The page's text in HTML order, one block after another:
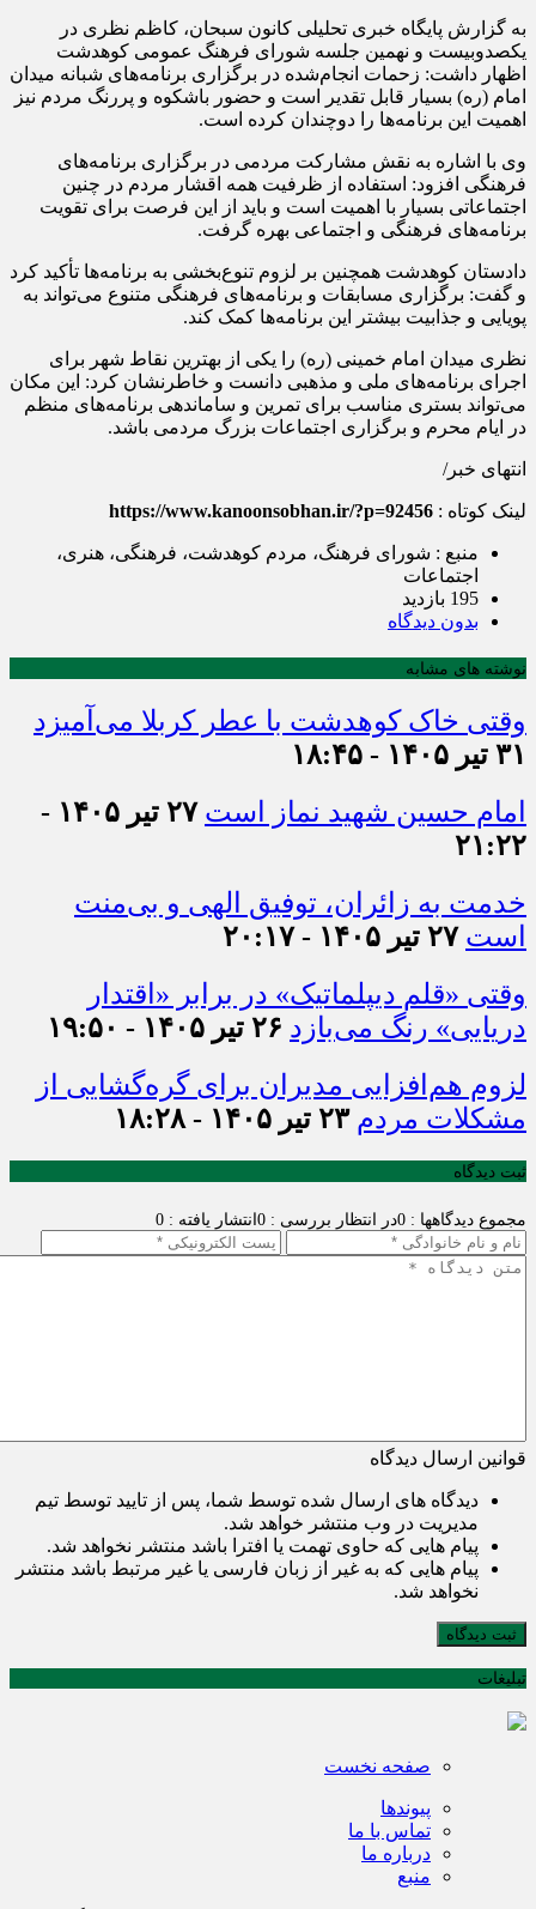
به گزارش پایگاه خبری تحلیلی کانون سبحان، کاظم نظری در
یکصدوبیست و نهمین جلسه شورای فرهنگ عمومی کوهدشت
اظهار داشت: زحمات انجام‌شده در برگزاری برنامه‌های شبانه میدان
امام (ره) بسیار قابل تقدیر است و حضور باشکوه و پررنگ مردم نیز
اهمیت این برنامه‌ها را دوچندان کرده است.
وی با اشاره به نقش مشارکت مردمی در برگزاری برنامه‌های
فرهنگی افزود: استفاده از ظرفیت همه اقشار مردم در چنین
اجتماعاتی بسیار با اهمیت است و باید از این فرصت برای تقویت
برنامه‌های فرهنگی و اجتماعی بهره گرفت.
دادستان کوهدشت همچنین بر لزوم تنوع‌بخشی به برنامه‌ها تأکید کرد
و گفت: برگزاری مسابقات و برنامه‌های فرهنگی متنوع می‌تواند به
پویایی و جذابیت بیشتر این برنامه‌ها کمک کند.
نظری میدان امام خمینی (ره) را یکی از بهترین نقاط شهر برای
اجرای برنامه‌های ملی و مذهبی دانست و خاطرنشان کرد: این مکان
می‌تواند بستری مناسب برای تمرین و ساماندهی برنامه‌های منظم
در ایام محرم و برگزاری اجتماعات بزرگ مردمی باشد.
انتهای خبر/
لینک کوتاه : https://www.kanoonsobhan.ir/?p=92456
منبع : شورای فرهنگ، مردم کوهدشت، فرهنگی، هنری،
اجتماعات
195 بازدید
بدون دیدگاه
نوشته های مشابه
وقتی خاک کوهدشت با عطر کربلا می‌آمیزد
۳۱ تیر ۱۴۰۵ - ۱۸:۴۵
امام حسین شهید نماز است
۲۷ تیر ۱۴۰۵ -
۲۱:۲۲
خدمت به زائران، توفیق الهی و بی‌منت
است ۲۷ تیر ۱۴۰۵ - ۲۰:۱۷
وقتی «قلم دیپلماتیک» در برابر «اقتدار
دریایی» رنگ می‌بازد ۲۶ تیر ۱۴۰۵ - ۱۹:۵۰
لزوم هم‌افزایی مدیران برای گره‌گشایی از
مشکلات مردم ۲۳ تیر ۱۴۰۵ - ۱۸:۲۸
ثبت دیدگاه
مجموع دیدگاهها : 0 در انتظار بررسی : 0 انتشار یافته : 0
قوانین ارسال دیدگاه
دیدگاه های ارسال شده توسط شما، پس از تایید توسط تیم
مدیریت در وب منتشر خواهد شد.
پیام هایی که حاوی تهمت یا افترا باشد منتشر نخواهد شد.
پیام هایی که به غیر از زبان فارسی یا غیر مرتبط باشد منتشر
نخواهد شد.
ثبت دیدگاه
تبلیغات
صفحه نخست
پیوندها
تماس با ما
درباره ما
منبع